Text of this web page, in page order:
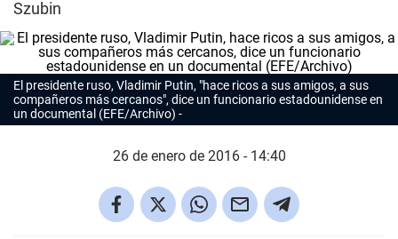
Szubin
El presidente ruso, Vladimir Putin, "hace ricos a sus amigos, a sus
compañeros más cercanos", dice un funcionario estadounidense en
un documental (EFE/Archivo)
26 de enero de 2016 - 14:40